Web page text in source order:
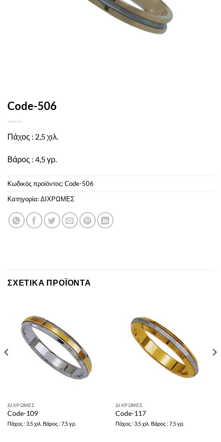
Code-506
Πάχος : 2,5 χιλ.
Βάρος : 4,5 γρ.
Κωδικός προϊόντος:Code-506
Κατηγορία:ΔΙΧΡΩΜΕΣ
ΣΧΕΤΙΚΆ ΠΡΟΪΌΝΤΑ
ΔΙΧΡΩΜΕΣ
Code-109
Πάχος : 3,5 χιλ. Βάρος : 7,5 γρ.
ΔΙΧΡΩΜΕΣ
Code-117
Πάχος : 3,5 χιλ. Βάρος : 7,5 γρ.